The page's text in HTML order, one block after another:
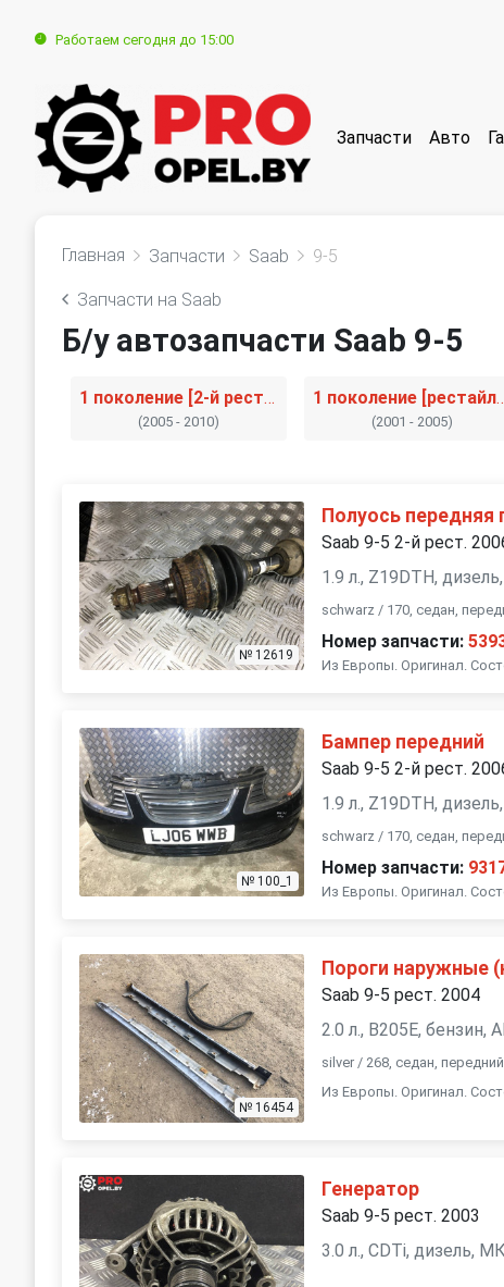
Работаем сегодня до 15:00
Запчасти Авто
Главная Запчасти Saab 9-5
Запчасти на Saab
Б/у автозапчасти Saab 9-5
1 поколение [2-й рестайлинг]
(2005 - 2010)
1
(2001 - 2005)
№ 12619
Полуось передняя
Saab 9-5 2-й рест.
1.9 л., Z19DTH,
schwarz / 170, седан,
Номер запчасти:
Из Европы. Оригинал.
№ 100_1
Бампер передний
Saab 9-5 2-й рест.
1.9 л., Z19DTH,
schwarz / 170, седан,
Номер запчасти:
Из Европы. Оригинал.
№ 16454
Пороги наружные
Saab 9-5 рест. 2004
2.0 л., B205E, бензин,
silver / 268, седан,
Из Европы. Оригинал.
Генератор
Saab 9-5 рест. 2003
3.0 л., CDTi, дизель,